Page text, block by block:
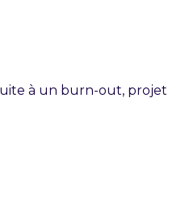
à un burn-out, projet